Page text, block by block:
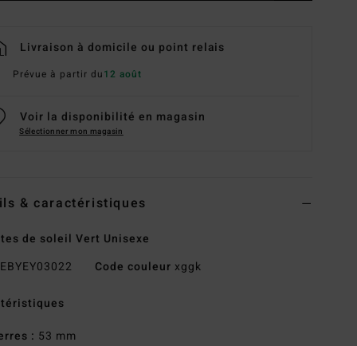
Livraison à domicile ou point relais
Prévue à partir du12 août
Voir la disponibilité en magasin
Sélectionner mon magasin
& caractéristiques
de soleil Vert Unisexe
EBYEY03022 Code couleur xggk
: 53 mm